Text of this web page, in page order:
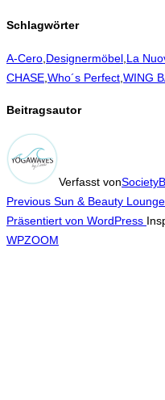
Schlagwörter
A-Cero Designermöbel La
CHASE Who´s Perfect WING
Beitragsautor
Verfasst von
Beitragsnavigation
Previous
Previous Sun & Beauty
Präsentiert von WordPress
WPZOOM